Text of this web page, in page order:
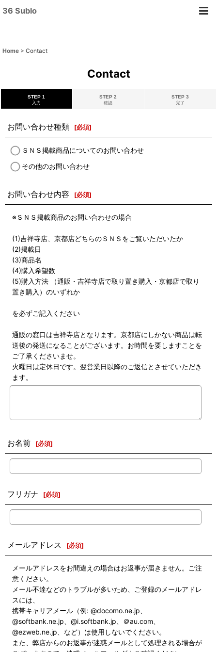
36 Sublo
Home > Contact
Contact
STEP 1
入力
STEP 2
確認
STEP 3
完了
お問い合わせ種類 [必須]
ＳＮＳ掲載商品についてのお問い合わせ
その他のお問い合わせ
お問い合わせ内容 [必須]
※ＳＮＳ掲載商品のお問い合わせの場合
(1)吉祥寺店、京都店どちらのＳＮＳをご覧いただいたか
(2)掲載日
(3)商品名
(4)購入希望数
(5)購入方法 （通販・吉祥寺店で取り置き購入・京都店で取り
置き購入）のいずれか
を必ずご記入ください
通販の窓口は吉祥寺店となります。京都店にしかない商品は転
送後の発送になることがございます。お時間を要しますことを
ご了承くださいませ。
火曜日は定休日です。翌営業日以降のご返信とさせていただき
ます。
お名前 [必須]
フリガナ [必須]
メールアドレス [必須]
メールアドレスをお間違えの場合はお返事が届きません。ご注
意ください。
メール不達などのトラブルが多いため、ご登録のメールアドレ
スには、
携帯キャリアメール（例: @docomo.ne.jp、
@softbank.ne.jp、@i.softbank.jp、＠au.com、
@ezweb.ne.jp、など）は使用しないでください。
また、弊店からのお返事が迷惑メールとして処理される場合が